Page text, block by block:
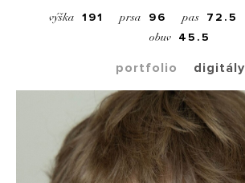
výška 191 prsa 96 pas 72.5
obuv 45.5
portfolio digitály